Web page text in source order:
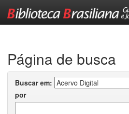
Página de busca
Buscar em:
por